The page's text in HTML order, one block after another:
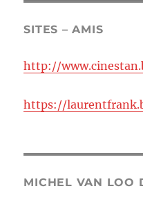
SITES – AMIS
http://
https://
MICHEL VAN LOO